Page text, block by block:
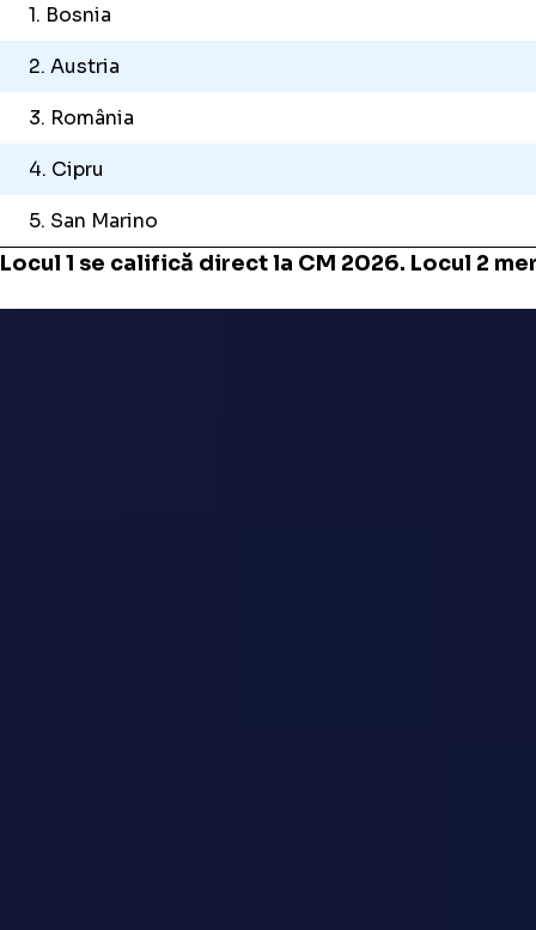
1. Bosnia
2. Austria
3. România
4. Cipru
5. San Marino
Locul 1 se califică direct la CM 2026. Locul 2